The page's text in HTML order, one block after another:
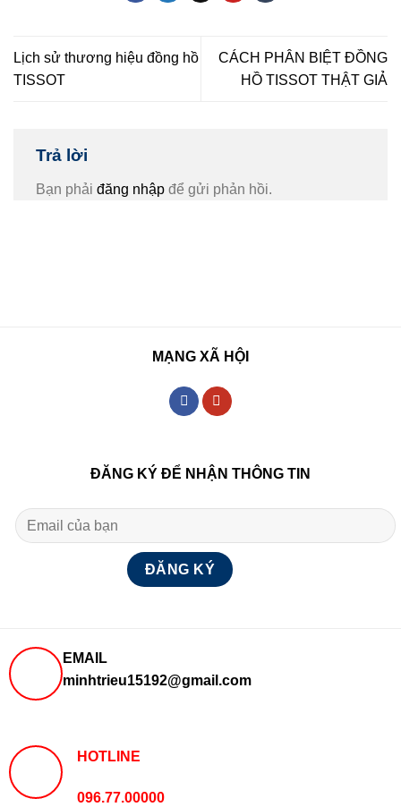
Lịch sử thương hiệu đồng hồ
TISSOT
CÁCH PHÂN BIỆT ĐỒNG
HỒ TISSOT THẬT GIẢ
Trả lời
Bạn phải đăng nhập để gửi phản hồi.
MẠNG XÃ HỘI
ĐĂNG KÝ ĐỂ NHẬN THÔNG TIN
EMAIL
minhtrieu15192@gmail.com
HOTLINE
096.77.00000